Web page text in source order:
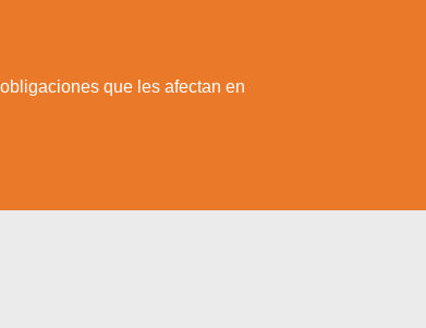
que les afectan en